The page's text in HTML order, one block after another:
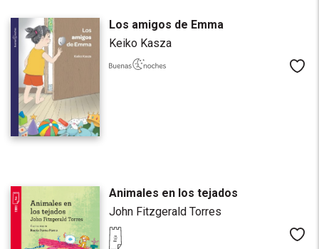
Los amigos de Emma
Keiko Kasza
Animales en los tejados
John Fitzgerald Torres